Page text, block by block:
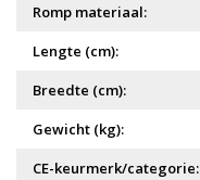
Romp materiaal:
Lengte (cm):
Breedte (cm):
Gewicht (kg):
CE-keurmerk/categorie: